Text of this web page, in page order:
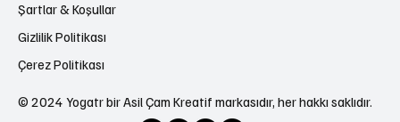
Şartlar & Koşullar
Gizlilik Politikası
Çerez Politikası
© 2024 Yogatr bir Asil Çam Kreatif markasıdır, her hakkı saklıdır.